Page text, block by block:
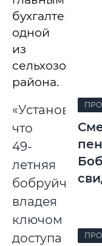
бухгалтером
одной
из
района.
что
49-
летняя
бобруйчанка,
владея
ключом
доступа